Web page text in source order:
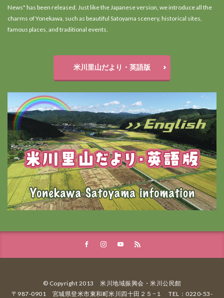
News" has been released. Just like the Japanese version, we introduce all the
charms of Yonekawa, such as beautiful Satoyama scenery, historical sites,
famous places, and traditional events.
米川里山だより・英語版
© Copyright 2013 米川地域振興会・米川公民館
〒987-0901 宮城県登米市東和町米川四十田２５−１ TEL：0220-53-